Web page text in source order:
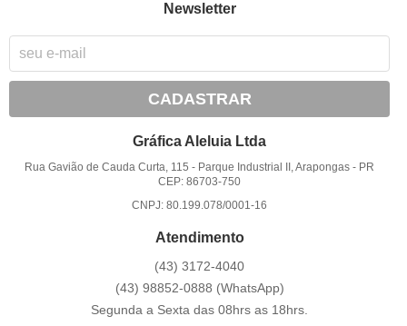
Newsletter
CADASTRAR
Gráfica Aleluia Ltda
Rua Gavião de Cauda Curta, 115 - Parque Industrial II, Arapongas - PR
CEP: 86703-750
CNPJ: 80.199.078/0001-16
Atendimento
(43) 3172-4040
(43) 98852-0888 (WhatsApp)
Segunda a Sexta das 08hrs as 18hrs.